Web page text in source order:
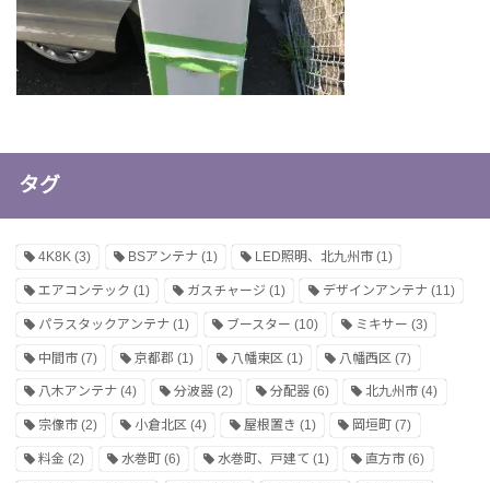
タグ
4K8K (3) BSアンテナ(1) LED照明、北九州市(1)
エアコンテック (1) ガスチャージ (1) デザインアンテナ(11)
パラスタックアンテナ (1) ブースター (10) ミキサー (3)
中間市 (7) 京都郡 (1) 八幡東区 (1) 八幡西区 (7)
八木アンテナ (4) 分波器(2) 分配器(6) 北九州市 (4)
宗像市 (2) 小倉北区(4) 屋根置き (1) 岡垣町 (7)
料金 (2) 水巻町(6) 水巻町、戸建て (1) 直方市 (6)